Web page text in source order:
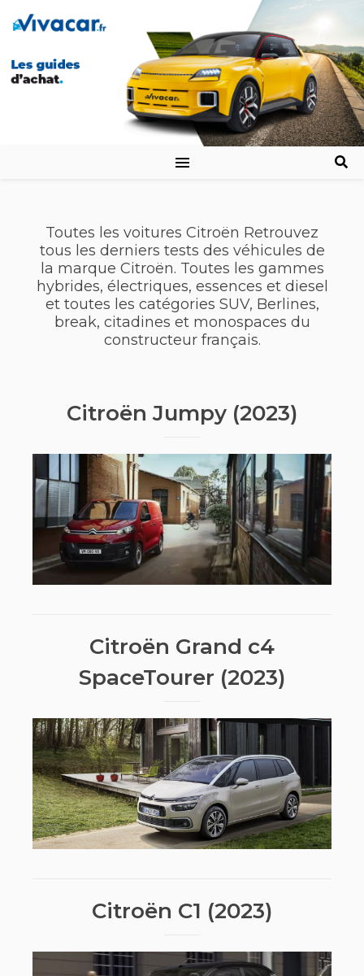
Toutes les voitures Citroën Retrouvez
tous les derniers tests des véhicules de
la marque Citroën. Toutes les gammes
hybrides, électriques, essences et diesel
et toutes les catégories SUV, Berlines,
break, citadines et monospaces du
constructeur français.
Citroën Jumpy (2023)
Citroën Grand c4
SpaceTourer (2023)
Citroën C1 (2023)